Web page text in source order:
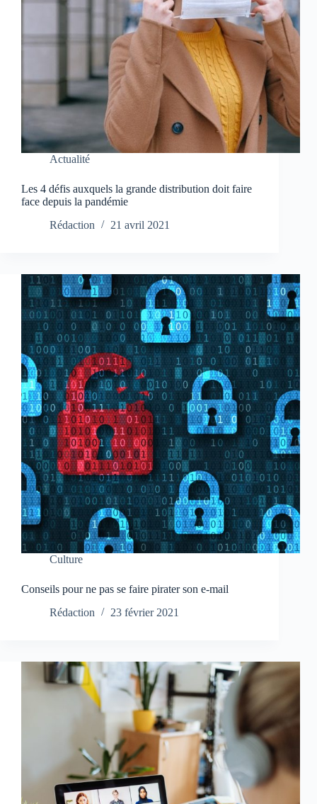
Actualité
Les 4 défis auxquels la grande distribution doit faire
face depuis la pandémie
Rédaction
21 avril 2021
Culture
Conseils pour ne pas se faire pirater son e-mail
Rédaction
23 février 2021